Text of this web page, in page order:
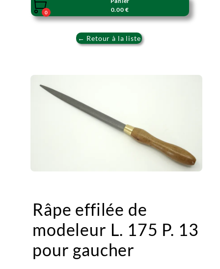

0
0.00 €
← Retour à la liste
Râpe effilée de
modeleur L. 175 P. 13
pour gaucher